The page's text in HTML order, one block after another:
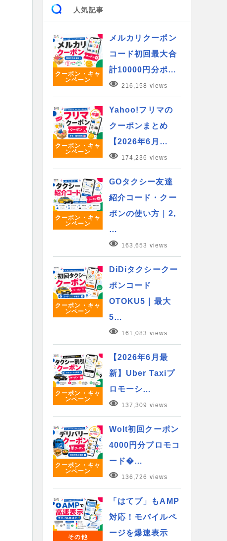
人気記事
クーポン・キャ
ンペーン
メルカリクーポン
コード初回最大合
計10000円分ポ…
216,158 views
クーポン・キャ
ンペーン
Yahoo!フリマの
クーポンまとめ
【2026年6月…
174,236 views
クーポン・キャ
ンペーン
GOタクシー友達
紹介コード・クー
ポンの使い方｜2,
…
163,653 views
クーポン・キャ
ンペーン
DiDiタクシークー
ポンコード
OTOKU5｜最大
5…
161,083 views
クーポン・キャ
ンペーン
【2026年6月最
新】Uber Taxiプ
ロモーシ…
137,309 views
クーポン・キャ
ンペーン
Wolt初回クーポン
4000円分プロモコ
ード�…
136,726 views
その他
「はてブ」もAMP
対応！モバイルペ
ージを爆速表示